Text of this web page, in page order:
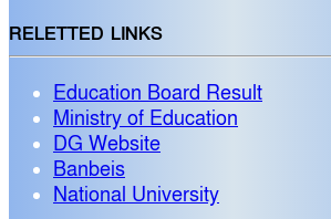
RELETTED LINKS
Education Board Result
Ministry of Education
DG Website
Banbeis
National University